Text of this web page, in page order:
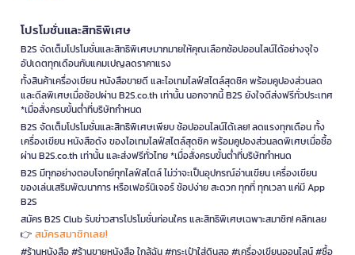
โปรโมชั่นและสิทธิพิเศษ
B2S จัดเต็มโปรโมชั่นและสิทธิพิเศษมากมายให้คุณเลือกช้อปออนไลน์ได้อย่างจุใจ
อัปเดตทุกเดือนกับแคมเปญลดราคาแรง
ทั้งสินค้าเครื่องเขียน หนังสือขายดี และไอเทมไลฟ์สไตล์สุดชิค พร้อมคูปองส่วนลด
และดีลพิเศษเมื่อช้อปผ่าน B2S.co.th เท่านั้น นอกจากนี้ B2S ยังใจดีส่งฟรีทั่วประเทศ
*เมื่อสั่งครบขั้นต่ำที่บริษัทกำหนด
B2S จัดเต็มโปรโมชั่นและสิทธิพิเศษเพียบ ช้อปออนไลน์ได้เลย! ลดแรงทุกเดือน ทั้ง
เครื่องเขียน หนังสือดัง ของไอเทมไลฟ์สไตล์สุดชิค พร้อมคูปองส่วนลดพิเศษเมื่อซื้อ
ผ่าน B2S.co.th เท่านั้น และส่งฟรีทั่วไทย *เมื่อสั่งครบขั้นต่ำที่บริษัทกำหนด
B2S มีทุกอย่างตอบโจทย์ทุกไลฟ์สไตล์ ไม่ว่าจะเป็นอุปกรณ์อ่านเขียน เครื่องเขียน
ของเล่นเสริมพัฒนาการ หรือเฟอร์นิเจอร์ ช้อปง่าย สะดวก ทุกที่ ทุกเวลา แค่มี App
B2S
สมัคร B2S Club รับข่าวสารโปรโมชั่นก่อนใคร และสิทธิพิเศษเฉพาะสมาชิก! คลิกเลย
👉 สมัครสมาชิกเลย!
#ร้านหนังสือ #ร้านขายหนังสือ ใกล้ฉัน #กระเป๋าใส่ดินสอ #เครื่องเขียนออนไลน์ #ซื้อ